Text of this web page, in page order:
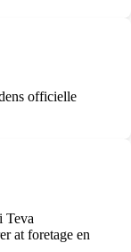
officielle
Teva
at foretage en